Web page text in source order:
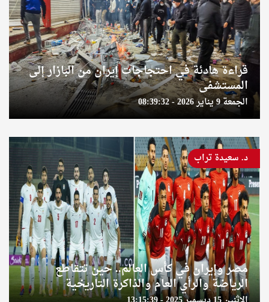
قراءة هادئة في احتجاجات إيران من البازار إلى
المستشفى
الجمعة 9 يناير 2026 - 08:39:32
مصر وإيران في كأس العالم.. حين تتقاطع
الرياضة والرأي العام والذاكرة التاريخية
د. سعيدة تراب